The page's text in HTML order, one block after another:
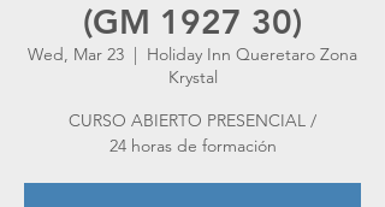
(GM 1927 30)
Wed, Mar 23
  |
Holiday Inn Queretaro Zona
Krystal
CURSO ABIERTO PRESENCIAL /
24 horas de formación